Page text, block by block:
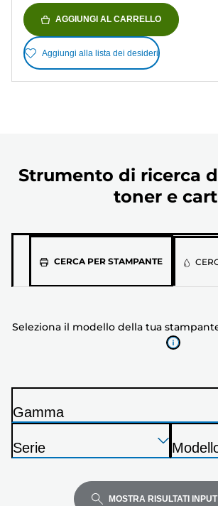
AGGIUNGI AL CARRELLO
Aggiungi alla lista dei desideri
Strumento di ricerca
toner e
CERCA PER STAMPANTE
tua
Seleziona il modello della tua
Premi
Invio
S
a
Gamma
Premi
Invio
S
Serie
Premi
Invio
S
t
a
MOSTRA RISULTATI